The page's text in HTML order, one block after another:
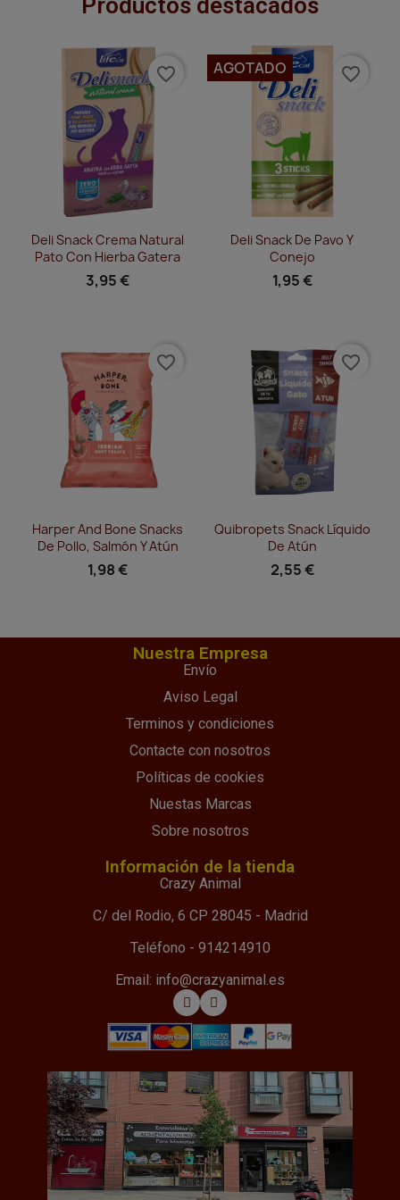
Productos destacados
Vista rápida
Deli Snack Crema Natural
Pato Con Hierba Gatera
3,95 €
favorite_border
Vista rápida
Deli Snack De Pavo Y
Conejo
1,95 €
AGOTADO favorite_border
 Vista rápida
Harper And Bone Snacks
De Pollo, Salmón Y Atún
1,98 €
favorite_border
Vista rápida
Quibropets Snack Líquido
De Atún
2,55 €
favorite_border
Nuestra Empresa
Envío
Aviso Legal
Terminos y condiciones
Contacte con nosotros
Políticas de cookies
Nuestas Marcas
Sobre nosotros
Información de la tienda
Crazy Animal
C/ del Rodio, 6 CP 28045 - Madrid
Teléfono - 914214910
Email: info@crazyanimal.es